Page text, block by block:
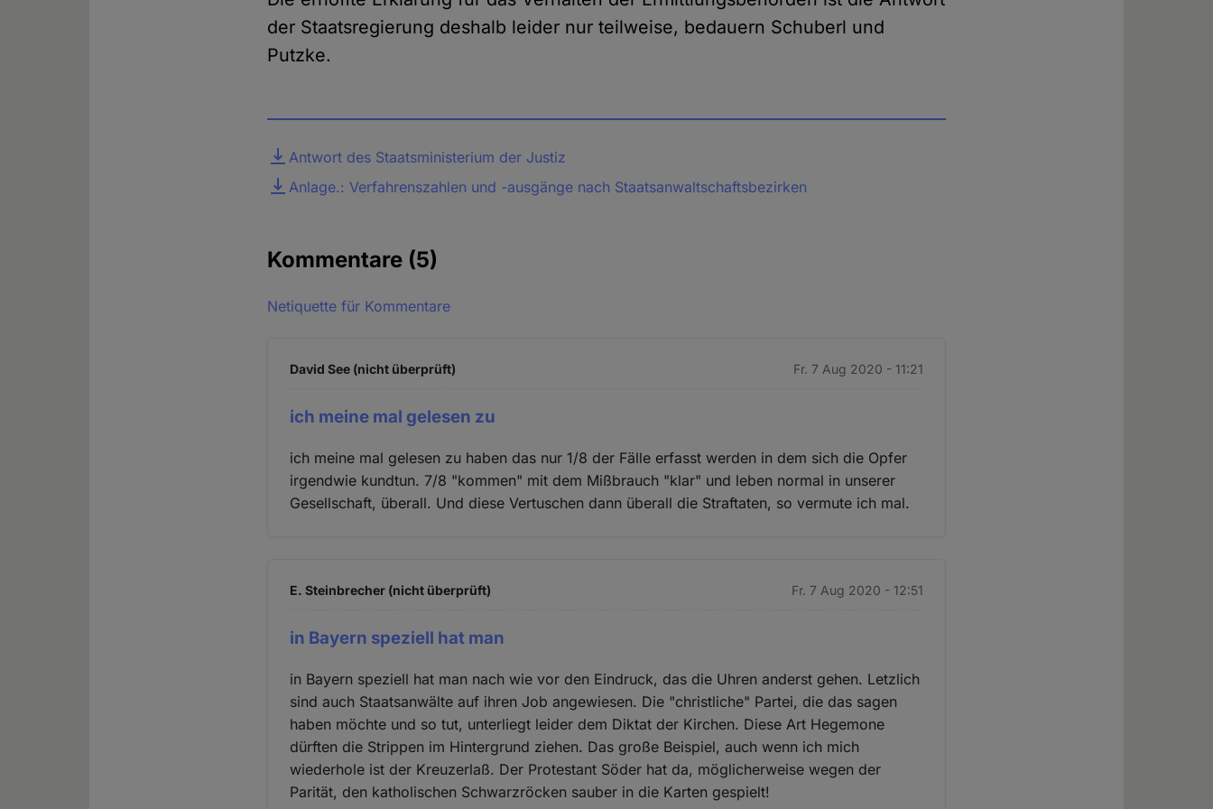
der Staatsregierung deshalb leider nur teilweise, bedauern Schuberl und
Putzke.
DateiAntwort des Staatsministerium der Justiz
Anlage.: Verfahrenszahlen und -ausgänge nach Staatsanwaltschaftsbezirken
Kommentare (5)
Netiquette für Kommentare
David See (nicht überprüft) Fr. 7 Aug 2020 - 11:21
ich meine mal gelesen zu
ich meine mal gelesen zu haben das nur 1/8 der Fälle erfasst werden in dem sich die Opfer
irgendwie kundtun. 7/8 "kommen" mit dem Mißbrauch "klar" und leben normal in unserer
Gesellschaft, überall. Und diese Vertuschen dann überall die Straftaten, so vermute ich mal.
E. Steinbrecher (nicht überprüft) Fr. 7 Aug 2020 - 12:51
in Bayern speziell hat man
in Bayern speziell hat man nach wie vor den Eindruck, das die Uhren anderst gehen. Letzlich
sind auch Staatsanwälte auf ihren Job angewiesen. Die "christliche" Partei, die das sagen
haben möchte und so tut, unterliegt leider dem Diktat der Kirchen. Diese Art Hegemone
dürften die Strippen im Hintergrund ziehen. Das große Beispiel, auch wenn ich mich
wiederhole ist der Kreuzerlaß. Der Protestant Söder hat da, möglicherweise wegen der
Parität, den katholischen Schwarzröcken sauber in die Karten gespielt!